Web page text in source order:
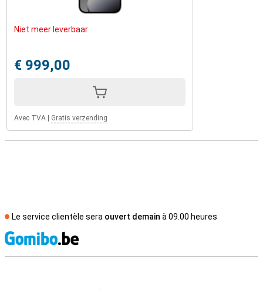
Niet meer leverbaar
€ 999,00
Avec TVA Gratis verzending
Le service clientèle sera ouvert demain à 09.00 heures